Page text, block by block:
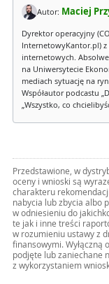
Autor: Maciej
Dyrektor operacyjny
InternetowyKantor.pl)
internetowych.
na Uniwersytecie
mediach sytuację na
Współautor podcastu
„Wszystko, co
Przedstawione, w
oceny i wnioski są
charakteru
nabycia lub zbycia albo
w odniesieniu do
te jak i inne treści
w rozumieniu ustawy z
finansowymi. Wyłączną
podjęte lub zaniechane
z wykorzystaniem